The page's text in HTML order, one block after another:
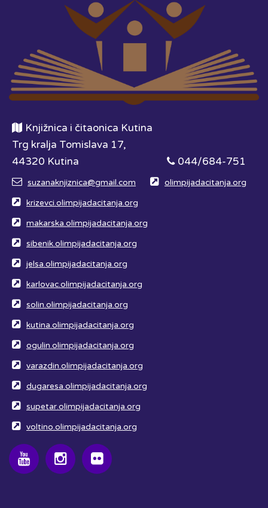
Knjižnica i čitaonica Kutina
Trg kralja Tomislava 17,
44320 Kutina
044/684-751
suzanaknjiznica@gmail.com olimpijadacitanja.org
krizevci.olimpijadacitanja.org
makarska.olimpijadacitanja.org
sibenik.olimpijadacitanja.org
jelsa.olimpijadacitanja.org
karlovac.olimpijadacitanja.org
solin.olimpijadacitanja.org
kutina.olimpijadacitanja.org
ogulin.olimpijadacitanja.org
varazdin.olimpijadacitanja.org
dugaresa.olimpijadacitanja.org
supetar.olimpijadacitanja.org
voltino.olimpijadacitanja.org